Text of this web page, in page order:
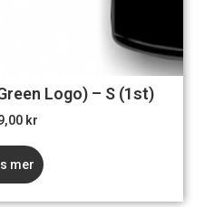
Logo) – S (1st)
kr
mer